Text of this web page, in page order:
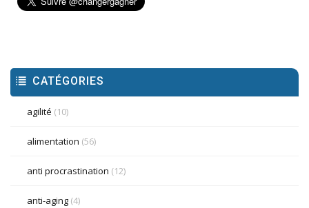
CATÉGORIES
agilité (10)
alimentation (56)
anti procrastination (12)
anti-aging (4)